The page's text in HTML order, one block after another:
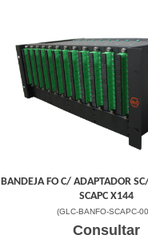
BANDEJA FO C/ ADAPTADOR
SCAPC X144
(GLC-BANFO-SCAPC-
Consultar